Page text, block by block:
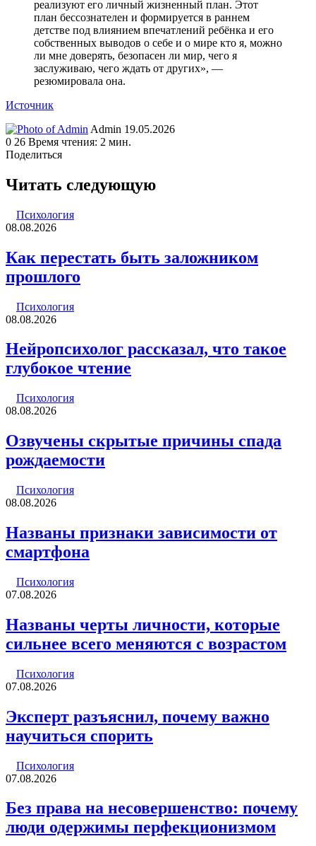
реализуют его личный жизненный план. Этот
план бессознателен и формируется в раннем
детстве под влиянием впечатлений ребёнка и его
собственных выводов о себе и о мире кто я, можно
ли мне доверять, безопасен ли мир, чего я
заслуживаю, чего ждать от других», —
резюмировала она.
Источник
Admin Send
an
19.05.2026
0 26 Время чтения: 2 мин.
Поделиться
через
электронную
Читать следующую
Психология
08.08.2026
Как перестать быть заложником
прошлого
Психология
08.08.2026
Нейропсихолог рассказал, что такое
глубокое чтение
Психология
08.08.2026
Озвучены скрытые причины спада
рождаемости
Психология
08.08.2026
Названы признаки зависимости от
смартфона
Психология
07.08.2026
Названы черты личности, которые
сильнее всего меняются с возрастом
Психология
07.08.2026
Эксперт разъяснил, почему важно
научиться спорить
Психология
07.08.2026
Без права на несовершенство: почему
люди одержимы перфекционизмом